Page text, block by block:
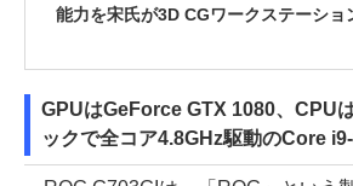
能力を宋氏が3D CGワークステーショ
GPUはGeForce GTX 1080、CPU
ックで全コア4.8GHz駆動のCore